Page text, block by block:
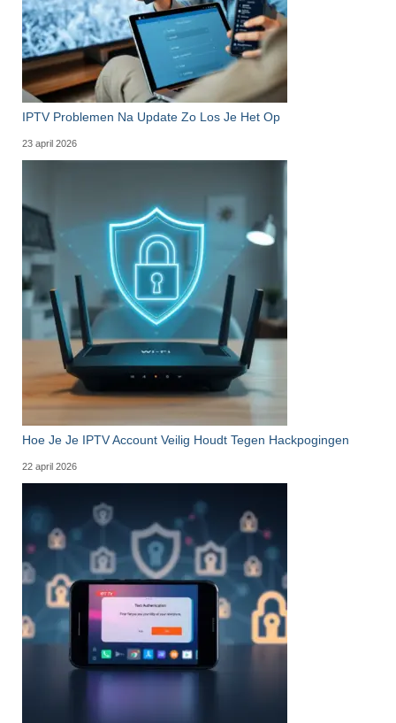
IPTV Problemen Na Update Zo Los Je Het Op
23 april 2026
Hoe Je Je IPTV Account Veilig Houdt Tegen Hackpogingen
22 april 2026